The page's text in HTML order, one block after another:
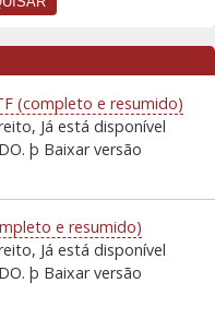
(completo e resumido)
Já está disponível
þ Baixar versão
e resumido)
Já está disponível
þ Baixar versão